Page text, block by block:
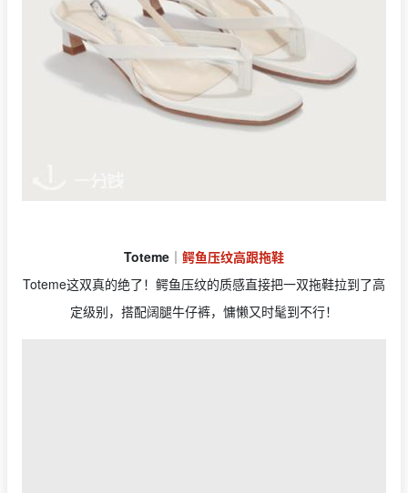
Toteme ｜ 鳄鱼压纹高跟拖鞋
Toteme这双真的绝了！鳄鱼压纹的质感直接把一双拖鞋拉到了高
定级别，搭配阔腿牛仔裤，慵懒又时髦到不行！